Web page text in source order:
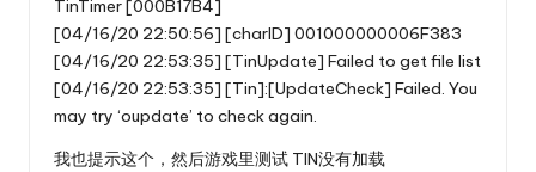
TinTimer [000B17B4]
[04/16/20 22:50:56] [charID] 001000000006F383
[04/16/20 22:53:35] [TinUpdate] Failed to get file list
[04/16/20 22:53:35] [Tin]:[UpdateCheck] Failed. You
may try ‘oupdate’ to check again.
我也提示这个，然后游戏里测试 TIN没有加载